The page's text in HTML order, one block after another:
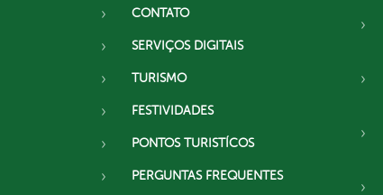
CONTATO
SERVIÇOS DIGITAIS
TURISMO
FESTIVIDADES
PONTOS TURISTÍCOS
PERGUNTAS FREQUENTES